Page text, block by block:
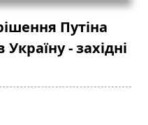
Путіна
- західні